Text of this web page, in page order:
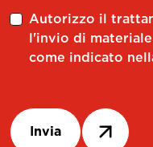
Autorizzo il
l'invio di
come indicato
Invia